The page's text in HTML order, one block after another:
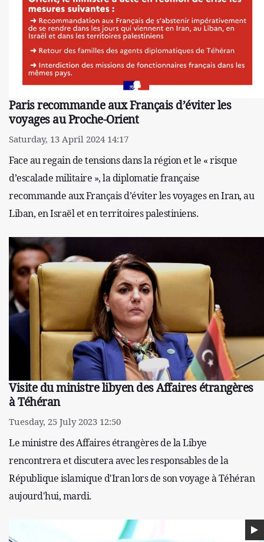
Paris recommande aux Français d’éviter les
voyages au Proche-Orient
Saturday, 13 April 2024 14:17
Face au regain de tensions dans la région et le « risque
d’escalade militaire », la diplomatie française
recommande aux Français d’éviter les voyages en Iran, au
Liban, en Israël et en territoires palestiniens.
Visite du ministre libyen des Affaires étrangères
à Téhéran
Tuesday, 25 July 2023 12:50
Le ministre des Affaires étrangères de la Libye
rencontrera et discutera avec les responsables de la
République islamique d'Iran lors de son voyage à Téhéran
aujourd'hui, mardi.